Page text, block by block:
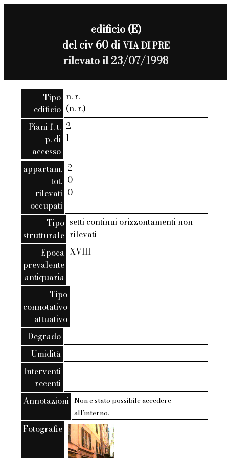
edificio (E)
del civ 60 diVIA DI PRE
rilevato il 23/07/1998
Tipo
edificio
n. r.
(n. r.)
Piani f. t.
p. di
accesso
2
1
appartam.
tot.
rilevati
occupati
2
0
0
Tipo
strutturale
setti continui orizzontamenti non
rilevati
Epoca
prevalente
antiquaria
XVIII
Tipo
connotativo
attuativo
Degrado
Umidità
Interventi
recenti
Annotazioni Non e stato possibile accedere
all'interno.
Fotografie